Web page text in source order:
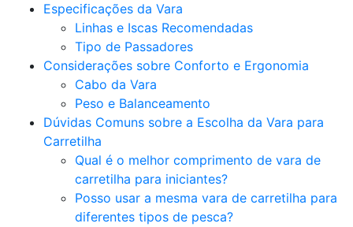
Especificações da Vara
Linhas e Iscas Recomendadas
Tipo de Passadores
Considerações sobre Conforto e Ergonomia
Cabo da Vara
Peso e Balanceamento
Dúvidas Comuns sobre a Escolha da Vara para
Carretilha
Qual é o melhor comprimento de vara de
carretilha para iniciantes?
Posso usar a mesma vara de carretilha para
diferentes tipos de pesca?